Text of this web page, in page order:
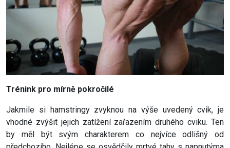
Trénink pro mírně pokročilé
Jakmile si hamstringy zvyknou na výše uvedený cvik, je
vhodné zvýšit jejich zatížení zařazením druhého cviku. Ten
by měl být svým charakterem co nejvíce odlišný od